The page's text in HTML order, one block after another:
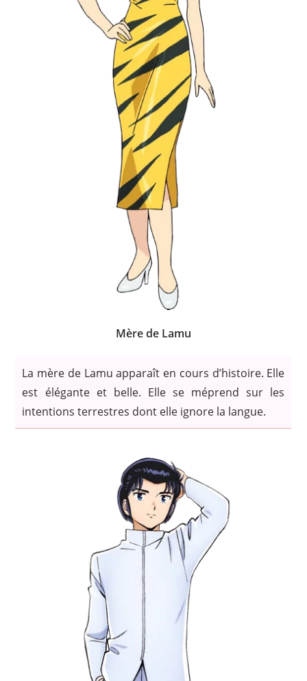
Mère de Lamu
La mère de Lamu apparaît en cours d’histoire. Elle
est élégante et belle. Elle se méprend sur les
intentions terrestres dont elle ignore la langue.